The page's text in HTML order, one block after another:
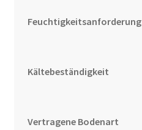
Feuchtigkeitsanforderung
Kältebeständigkeit
Vertragene Bodenart